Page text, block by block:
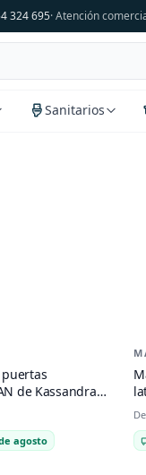
324 695· Atención
Sanitarios
de Kassandra
agosto